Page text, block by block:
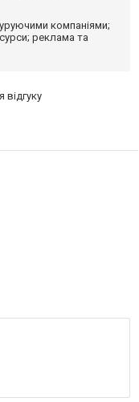
компаніями;
реклама та
відгуку